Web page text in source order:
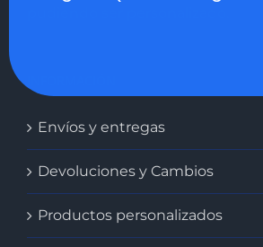
Envíos y entregas
Devoluciones y Cambios
Productos personalizados